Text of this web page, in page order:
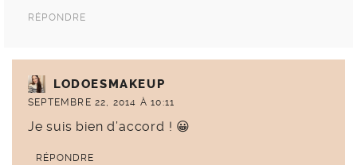
RÉPONDRE
LODOESMAKEUP
SEPTEMBRE 22, 2014 À 10:11
Je suis bien d’accord ! 😀
RÉPONDRE